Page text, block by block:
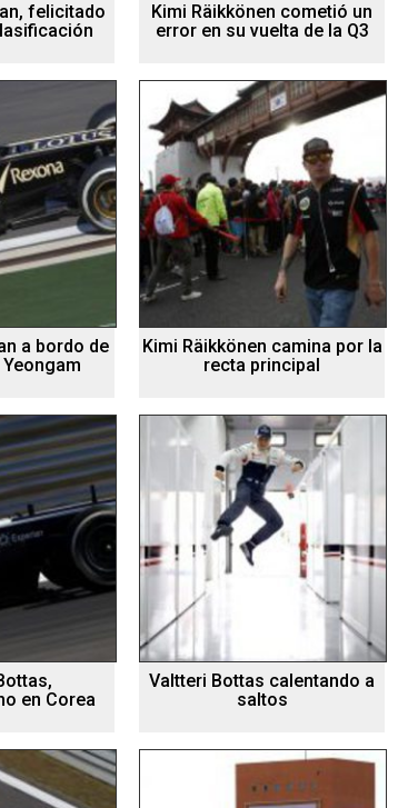
felicitado
Kimi Räikkönen cometió un
error en su vuelta de la Q3
a bordo de
Kimi Räikkönen camina por la
recta principal
en Corea
Valtteri Bottas calentando a
saltos